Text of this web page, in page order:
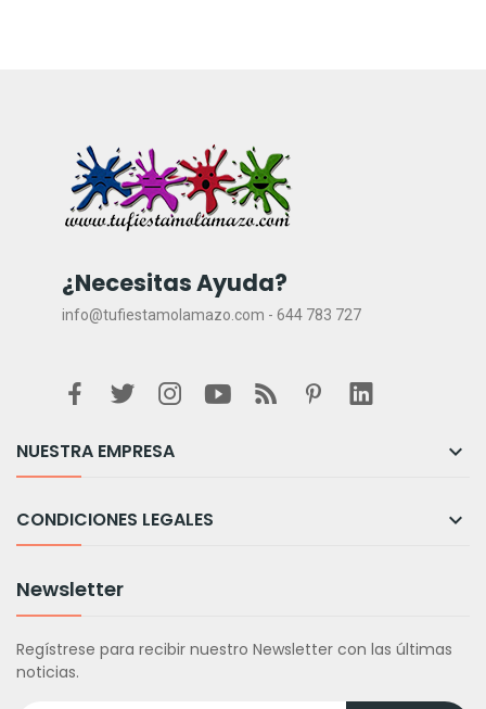
¿Necesitas Ayuda?
info@tufiestamolamazo.com - 644 783 727
NUESTRA EMPRESA 
CONDICIONES LEGALES 
Newsletter
Regístrese para recibir nuestro Newsletter con las últimas
noticias.